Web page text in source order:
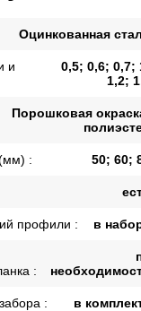
Оцинкованная
и
0,5; 0,6; 0,7;
1,2;
Порошковая
: 50; 60;
профили : в
:
: в